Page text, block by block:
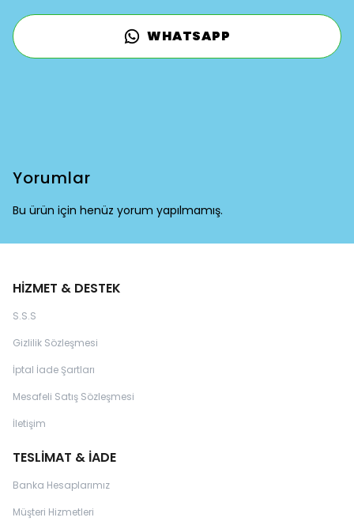
WHATSAPP
Yorumlar
Bu ürün için henüz yorum yapılmamış.
HİZMET & DESTEK
S.S.S
Gizlilik Sözleşmesi
İptal İade Şartları
Mesafeli Satış Sözleşmesi
İletişim
TESLİMAT & İADE
Banka Hesaplarımız
Müşteri Hizmetleri